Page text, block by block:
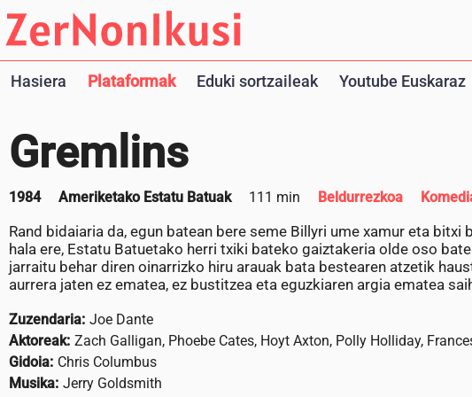
Hasiera Plataformak Eduki sortzaileak Youtube Euskaraz
Gremlins
1984 Ameriketako Estatu Batuak 111 min Beldurrezkoa
​​​​​​​Rand bidaiaria da, egun batean bere seme Billyri ume xamur eta
hala ere, Estatu Batuetako herri txiki bateko gaiztakeria olde oso
jarraitu behar diren oinarrizko hiru arauak bata bestearen atzetik
aurrera jaten ez ematea, ez bustitzea eta eguzkiaren argia ematea
Zuzendaria: Joe Dante
Aktoreak: Zach Galligan, Phoebe Cates, Hoyt Axton, Polly Holliday,
Gidoia: Chris Columbus
Musika: Jerry Goldsmith